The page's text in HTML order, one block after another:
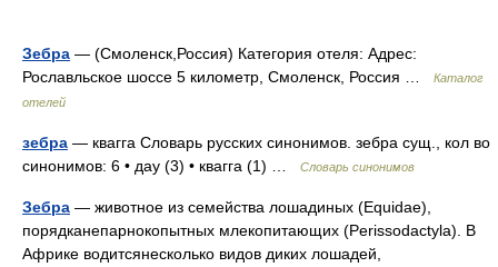
Зебра — (Смоленск,Россия) Категория отеля: Адрес:
Рославльское шоссе 5 километр, Смоленск, Россия …
Каталог
отелей
зебра — квагга Словарь русских синонимов. зебра сущ., кол во
синонимов: 6 • дау (3) • квагга (1) …
Словарь синонимов
Зебра — животное из семейства лошадиных (Equidae),
порядканепарнокопытных млекопитающих (Perissodactyla). В
Африке водитсянесколько видов диких лошадей,